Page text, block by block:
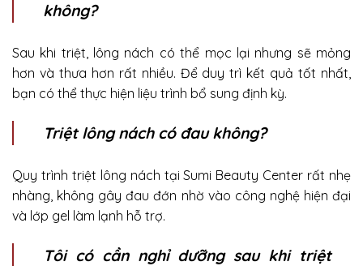
không?
Sau khi triệt, lông nách có thể mọc lại nhưng sẽ mỏng
hơn và thưa hơn rất nhiều. Để duy trì kết quả tốt nhất,
bạn có thể thực hiện liệu trình bổ sung định kỳ.
Triệt lông nách có đau không?
Quy trình triệt lông nách tại Sumi Beauty Center rất nhẹ
nhàng, không gây đau đớn nhờ vào công nghệ hiện đại
và lớp gel làm lạnh hỗ trợ.
Tôi có cần nghỉ dưỡng sau khi triệt